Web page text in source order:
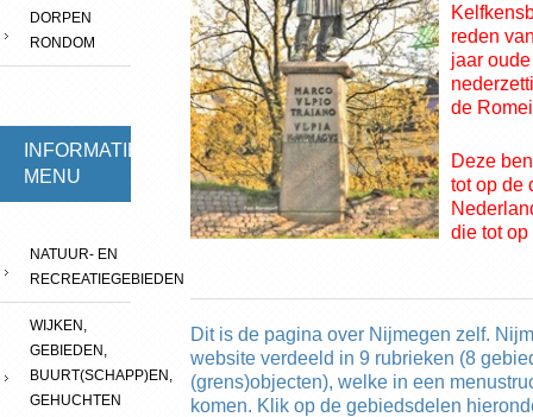
DORPEN
RONDOM
INFORMATIE-
MENU
NATUUR- EN
RECREATIEGEBIEDEN
WIJKEN,
GEBIEDEN,
BUURT(SCHAPP)EN,
GEHUCHTEN
reden
jaar
de
Deze
tot op de
die tot
Dit is de pagina over Nijmegen zelf.
website verdeeld in 9 rubrieken (8
(grens)objecten), welke in een
komen. Klik op de gebiedsdelen